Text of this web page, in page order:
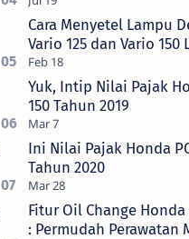
Cara Menyetel Lampu
Vario 125 dan Vario 150
Yuk, Intip Nilai Pajak
150 Tahun 2019
Ini Nilai Pajak Honda
Tahun 2020
Fitur Oil Change Honda
: Permudah Perawatan